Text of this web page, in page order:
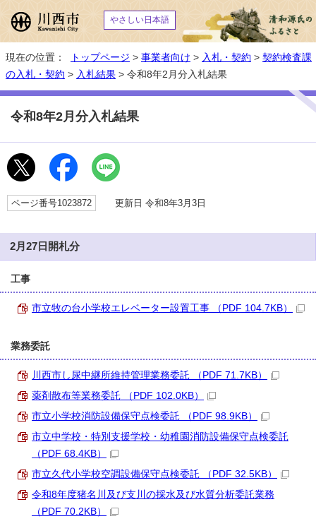
やさしい日本語
現在の位置： トップページ > 事業者向け > 入札・契約 > 契約検査課
の入札・契約 > 入札結果 > 令和8年2月分入札結果
令和8年2月分入札結果
ページ番号1023872 更新日 令和8年3月3日
2月27日開札分
工事
市立牧の台小学校エレベーター設置工事 （PDF 104.7KB）
業務委託
川西市し尿中継所維持管理業務委託 （PDF 71.7KB）
薬剤散布等業務委託 （PDF 102.0KB）
市立小学校消防設備保守点検委託 （PDF 98.9KB）
市立中学校・特別支援学校・幼稚園消防設備保守点検委託
（PDF 68.4KB）
市立久代小学校空調設備保守点検委託 （PDF 32.5KB）
令和8年度猪名川及び支川の採水及び水質分析委託業務
（PDF 70.2KB）